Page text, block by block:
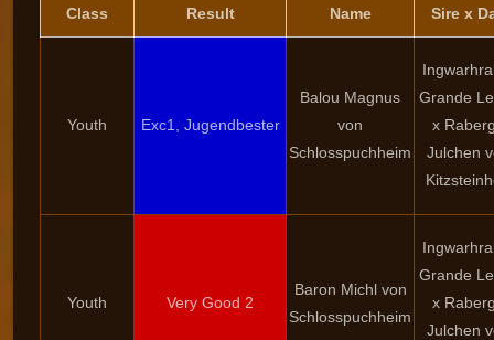
Class Result Name Sire x
Youth Exc1, Jugendbester
Balou Magnus
von
Schlosspuchheim
Grande
x
Julchen
Youth Very Good 2
Baron Michl von
Schlosspuchheim
Grande
x
Julchen